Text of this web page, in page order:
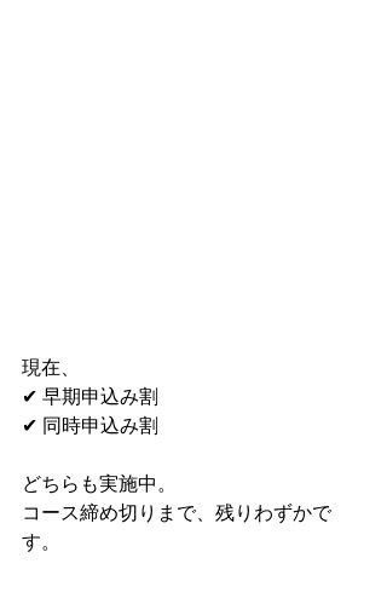
現在、
✔ 早期申込み割
✔ 同時申込み割
どちらも実施中。
コース締め切りまで、残りわずかで
す。